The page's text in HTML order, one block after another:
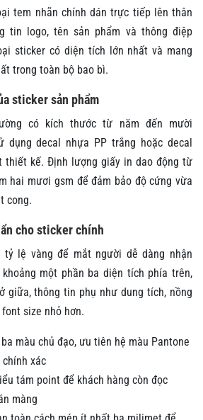
tem nhãn chính dán trực tiếp lên thân
tin logo, tên sản phẩm và thông điệp
sticker có diện tích lớn nhất và mang
trong toàn bộ bao bì.
sticker sản phẩm
có kích thước từ năm đến mười
dụng decal nhựa PP trắng hoặc decal
thiết kế. Định lượng giấy in dao động từ
hai mươi gsm để đảm bảo độ cứng vừa
cong.
cho sticker chính
tỷ lệ vàng để mắt người dễ dàng nhận
một phần ba diện tích phía trên,
giữa, thông tin phụ như dung tích, nồng
size nhỏ hơn.
màu chủ đạo, ưu tiên hệ màu Pantone
xác
tám point để khách hàng còn đọc
màng